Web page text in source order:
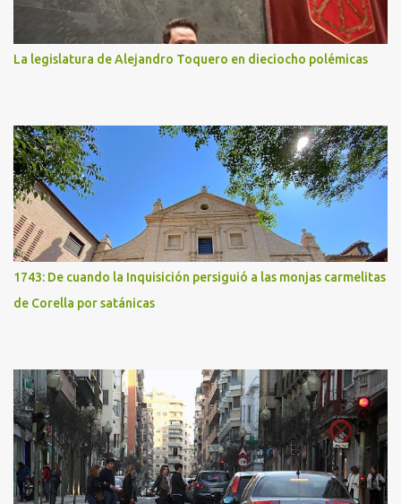
La legislatura de Alejandro Toquero en dieciocho polémicas
1743: De cuando la Inquisición persiguió a las monjas carmelitas
de Corella por satánicas